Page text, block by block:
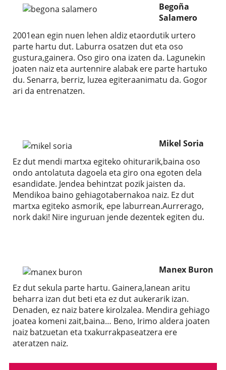
Begoña
Salamero
2001ean egin nuen lehen aldiz etaordutik urtero
parte hartu dut. Laburra osatzen dut eta oso
gustura,gainera. Oso giro ona izaten da. Lagunekin
joaten naiz eta aurtennire alabak ere parte hartuko
du. Senarra, berriz, luzea egiteraanimatu da. Gogor
ari da entrenatzen.
Mikel Soria
Ez dut mendi martxa egiteko ohiturarik,baina oso
ondo antolatuta dagoela eta giro ona egoten dela
esandidate. Jendea behintzat pozik jaisten da.
Mendikoa baino gehiagotabernakoa naiz. Ez dut
martxa egiteko asmorik, epe laburrean.Aurrerago,
nork daki! Nire inguruan jende dezentek egiten du.
Manex Buron
Ez dut sekula parte hartu. Gainera,lanean aritu
beharra izan dut beti eta ez dut aukerarik izan.
Denaden, ez naiz batere kirolzalea. Mendira gehiago
joatea komeni zait,baina… Beno, Irimo aldera joaten
naiz batzuetan eta txakurrakpaseatzera ere
ateratzen naiz.